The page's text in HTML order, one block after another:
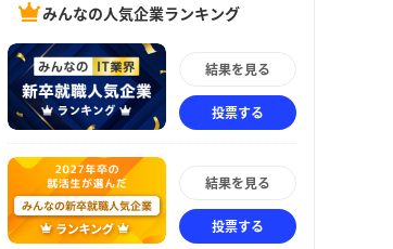
みんなの人気企業ランキング
結果を見る
投票する
結果を見る
投票する